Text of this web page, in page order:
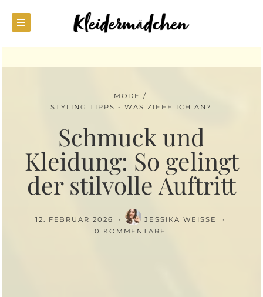
MODE
STYLING TIPPS - WAS ZIEHE ICH AN?
Schmuck und
Kleidung: So gelingt
der stilvolle Auftritt
12. FEBRUAR 2026
JESSIKA WEISSE
0 KOMMENTARE